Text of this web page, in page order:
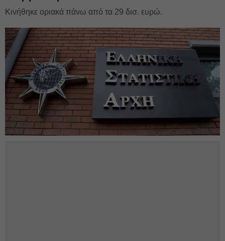
Κινήθηκε οριακά πάνω από τα 29 δισ. ευρώ.